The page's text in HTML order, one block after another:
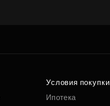
Условия покупки
Ипотека